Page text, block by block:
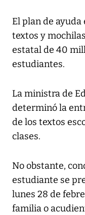
El plan de ayuda
textos y
estatal de 40
estudiantes.
La ministra de
determinó la
de los textos
clases.
No obstante,
estudiante se
lunes 28 de
familia o